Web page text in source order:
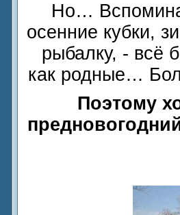
Но…
осенние кубки,
рыбалку, - всё
как родные…
Поэтому